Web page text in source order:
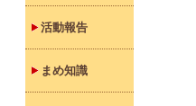
活動報告
まめ知識